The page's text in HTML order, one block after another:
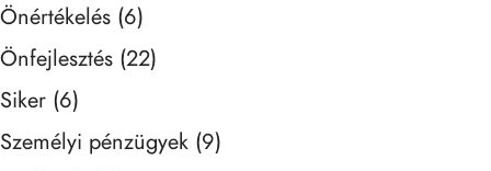
Önértékelés (6)
Önfejlesztés (22)
Siker (6)
Személyi pénzügyek (9)